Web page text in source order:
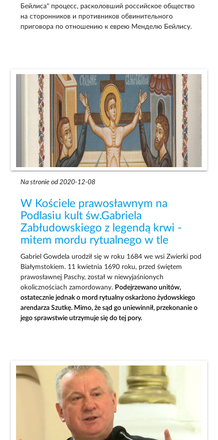
Бейлиса" процесс, расколовший российское общество
на сторонников и противников обвинительного
приговора по отношению к еврею Менделю Бейлису.
Na stronie od 2020-12-08
W Kościele prawosławnym na
Podlasiu kult św.Gabriela
Zabłudowskiego z legendą krwi -
mitem mordu rytualnego w tle
Gabriel Gowdela urodził się w roku 1684 we wsi Zwierki pod
Białymstokiem. 11 kwietnia 1690 roku, przed świętem
prawosławnej Paschy, został w niewyjaśnionych
okolicznościach zamordowany. Podejrzewano unitów,
ostatecznie jednak o mord rytualny oskarżono żydowskiego
arendarza Szutkę. Mimo, że sąd go uniewinnił, przekonanie o
jego sprawstwie utrzymuje się do tej pory.